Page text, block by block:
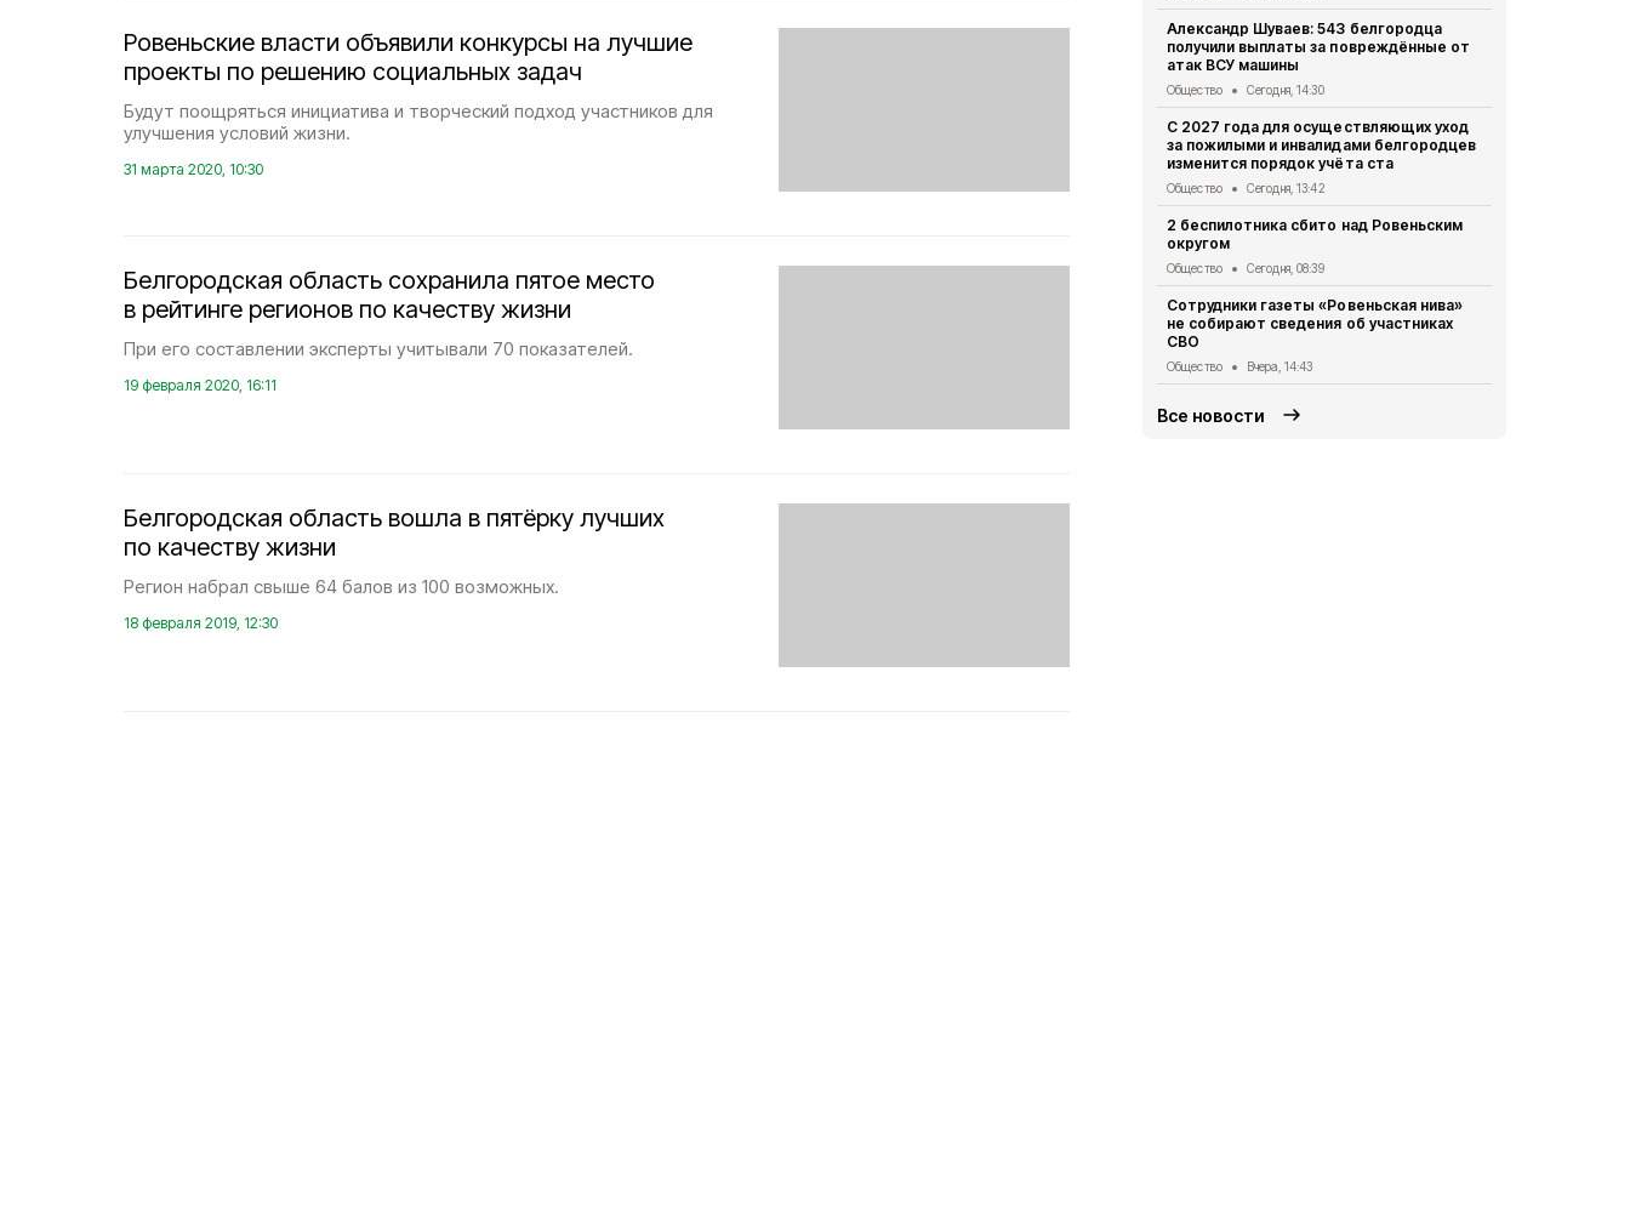
Ровеньские власти объявили конкурсы на лучшие
проекты по решению социальных задач
Будут поощряться инициатива и творческий подход участников для
улучшения условий жизни.
31 марта 2020, 10:30
Белгородская область сохранила пятое место
в рейтинге регионов по качеству жизни
При его составлении эксперты учитывали 70 показателей.
19 февраля 2020, 16:11
Белгородская область вошла в пятёрку лучших
по качеству жизни
Регион набрал свыше 64 балов из 100 возможных.
18 февраля 2019, 12:30
Александр Шуваев: 543 белгородца
получили выплаты за повреждённые от
атак ВСУ машины
Общество Сегодня, 14:30
С 2027 года для осуществляющих уход
за пожилыми и инвалидами белгородцев
изменится порядок учёта ста
Общество Сегодня, 13:42
2 беспилотника сбито над Ровеньским
округом
Общество Сегодня, 08:39
Сотрудники газеты «Ровеньская нива»
не собирают сведения об участниках
СВО
Общество Вчера, 14:43
Все новости